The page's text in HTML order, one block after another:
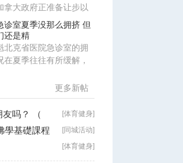
拿大政府正准备让步以
国部分诉求（包括取消
诊室夏季没那么拥挤 但
还是精
北克省医院急诊室的拥
在夏季往往有所缓解，
更多新帖
[体育健身]
友吗？ （
[同城活动]
學基礎課程
[体育健身]